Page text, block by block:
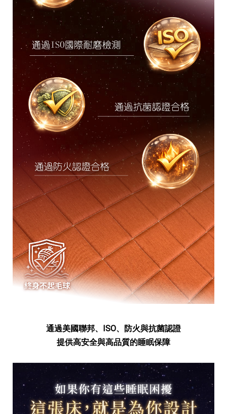
通過美國聯邦、ISO、防火與抗菌認證
提供高安全與高品質的睡眠保障